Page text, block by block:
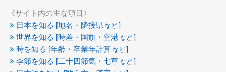
《サイト内の主な項目》
日本を知る [地名・隣接県 など ]
世界を知る [時差・国旗・空港 など ]
時を知る [年齢・卒業年計算 など ]
季節を知る [二十四節気・七草 など ]